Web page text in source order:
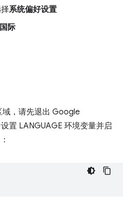
系统偏好设置
国际
域，请先退出 Google
置 LANGUAGE 环境变量并启